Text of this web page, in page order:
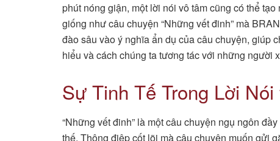
phút nóng giận, một lời nói vô tâm cũng có thể
giống như câu chuyện “Những vết đinh” mà
đào sâu vào ý nghĩa ẩn dụ của câu chuyện, giúp
hiểu và cách chúng ta tương tác với những người
Sự Tinh Tế Trong Lời
“Những vết đinh” là một câu chuyện ngụ ngôn
thế. Thông điệp cốt lõi mà câu chuyện muốn gửi